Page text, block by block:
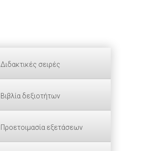
Διδακτικές σειρές
Βιβλία δεξιοτήτων
Προετοιμασία εξετάσεων